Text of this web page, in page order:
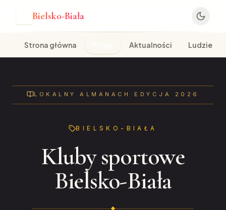
Bielsko-Biała
Strona główna Aktualności Ludzie
LOKALNY ALMANACH · EDYCJA 2026
BIELSKO-BIAŁA
Kluby sportowe
Bielsko-Biała